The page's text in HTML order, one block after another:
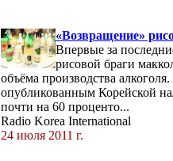
«Возвращение»
Впервые за
рисовой браги
объёма производства
опубликованным Корейской
почти на 60 проценто...
Radio Korea International
24 июля 2011 г.